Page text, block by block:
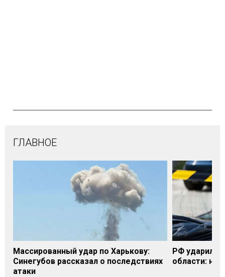
ГЛАВНОЕ
Массированный удар по Харькову:
Синегубов рассказал о последствиях
атаки
РФ ударила
области: на